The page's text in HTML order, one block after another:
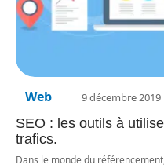
Web 9 décembre 2019
SEO : les outils à
trafics.
Dans le monde du